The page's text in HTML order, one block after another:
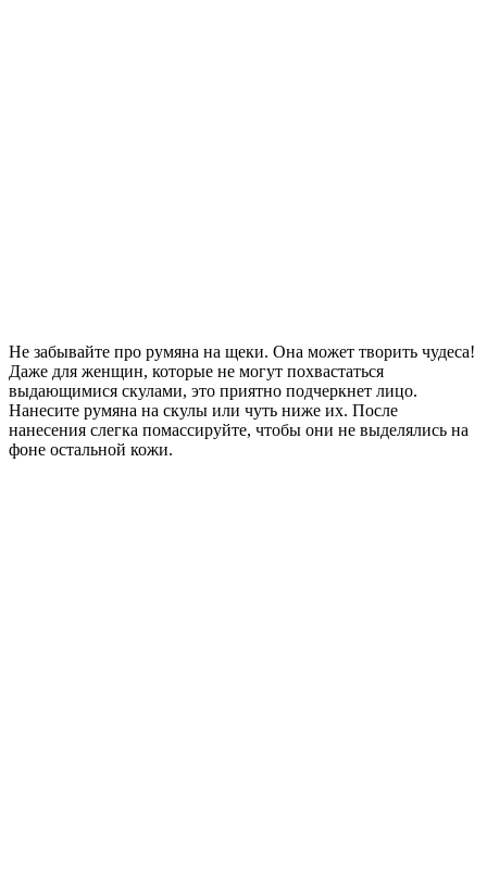
Не забывайте про румяна на щеки. Она может творить чудеса!
Даже для женщин, которые не могут похвастаться
выдающимися скулами, это приятно подчеркнет лицо.
Нанесите румяна на скулы или чуть ниже их. После
нанесения слегка помассируйте, чтобы они не выделялись на
фоне остальной кожи.